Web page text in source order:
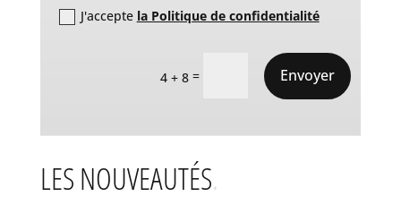
J'accepte la Politique de confidentialité
4 + 8 = Envoyer
LES NOUVEAUTÉS